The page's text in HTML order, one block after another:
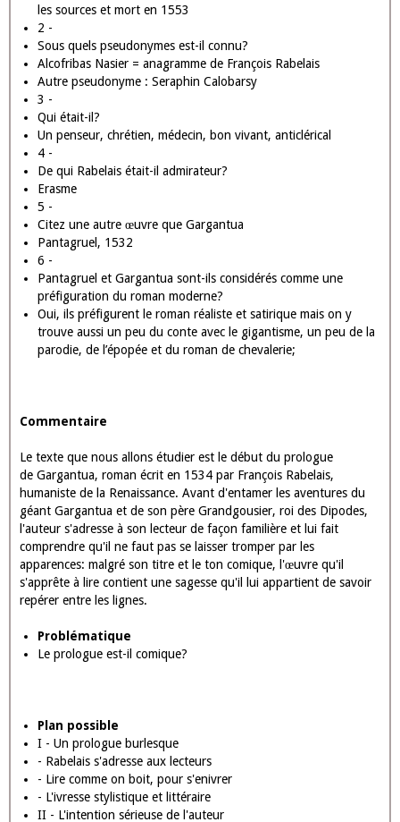
Littérature d'idées
Exercices Parcours "Rire et savoir"
Exercices parcours "la bonne éducation"
Rabelais
Questionnaire sur François Rabelais
1 -
Quelles sont les dates de Rabelais?
Né à La Devinière à Seuilly (Touraine) en 1483 ou 1494 selon
les sources et mort en 1553
2 -
Sous quels pseudonymes est-il connu?
Alcofribas Nasier = anagramme de François Rabelais
Autre pseudonyme : Seraphin Calobarsy
3 -
Qui était-il?
Un penseur, chrétien, médecin, bon vivant, anticlérical
5 -
Pantagruel, 1532
6 -
Pantagruel et Gargantua sont-ils considérés comme une
préfiguration du roman moderne?
Oui, ils préfigurent le roman réaliste et satirique mais on y
trouve aussi un peu du conte avec le gigantisme, un peu de la
parodie, de l’épopée et du roman de chevalerie;
Commentaire
géant Gargantua et de son père Grandgousier, roi des Dipodes,
l'auteur s'adresse à son lecteur de façon familière et lui fait
comprendre qu'il ne faut pas se laisser tromper par les
apparences: malgré son titre et le ton comique, l'œuvre qu'il
s'apprête à lire contient une sagesse qu'il lui appartient de savoir